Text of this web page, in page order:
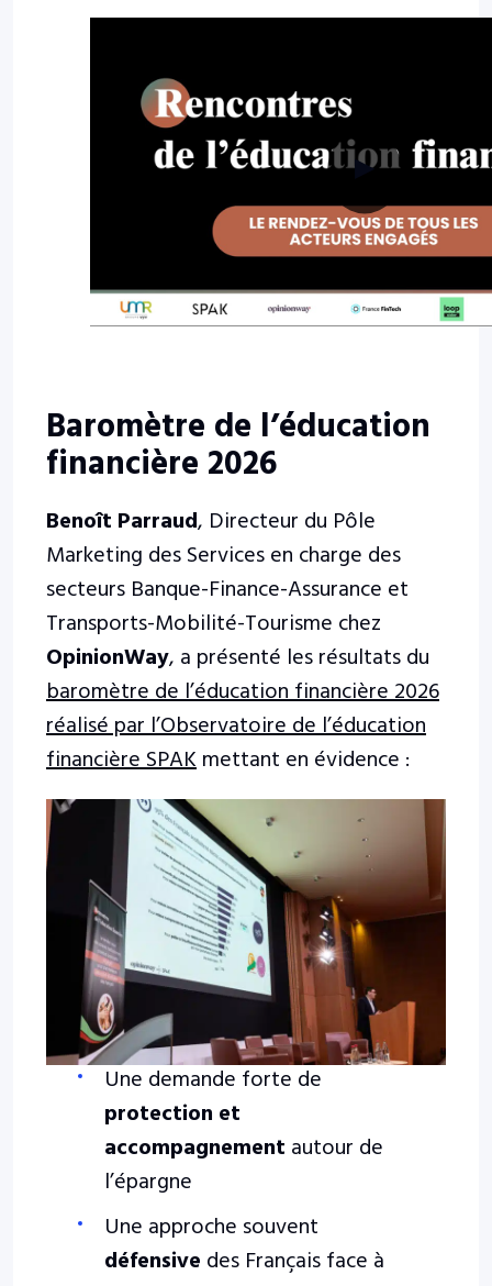
▶
Baromètre de l’éducation
financière 2026
Benoît Parraud, Directeur du Pôle
Marketing des Services en charge des
secteurs Banque-Finance-Assurance et
Transports-Mobilité-Tourisme chez
OpinionWay, a présenté les résultats du
baromètre de l’éducation financière 2026
réalisé par l’Observatoire de l’éducation
financière SPAKmettant en évidence :
Une demande forte de
protection et
accompagnementautour de
l’épargne
Une approche souvent
défensivedes Français face à